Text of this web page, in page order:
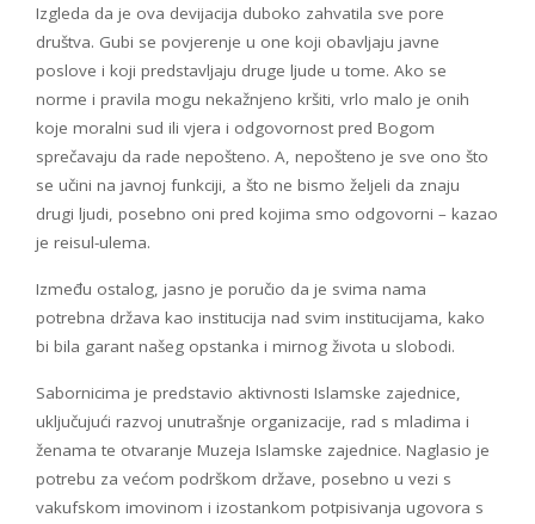
Izgleda da je ova devijacija duboko zahvatila sve pore
društva. Gubi se povjerenje u one koji obavljaju javne
poslove i koji predstavljaju druge ljude u tome. Ako se
norme i pravila mogu nekažnjeno kršiti, vrlo malo je onih
koje moralni sud ili vjera i odgovornost pred Bogom
sprečavaju da rade nepošteno. A, nepošteno je sve ono što
se učini na javnoj funkciji, a što ne bismo željeli da znaju
drugi ljudi, posebno oni pred kojima smo odgovorni – kazao
je reisul-ulema.
Između ostalog, jasno je poručio da je svima nama
potrebna država kao institucija nad svim institucijama, kako
bi bila garant našeg opstanka i mirnog života u slobodi.
Sabornicima je predstavio aktivnosti Islamske zajednice,
uključujući razvoj unutrašnje organizacije, rad s mladima i
ženama te otvaranje Muzeja Islamske zajednice. Naglasio je
potrebu za većom podrškom države, posebno u vezi s
vakufskom imovinom i izostankom potpisivanja ugovora s